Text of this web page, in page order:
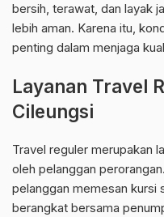
bersih, terawat, dan layak
lebih aman. Karena itu,
penting dalam menjaga
Layanan Travel
Cileungsi
Travel reguler merupakan
oleh pelanggan
pelanggan memesan kursi
berangkat bersama